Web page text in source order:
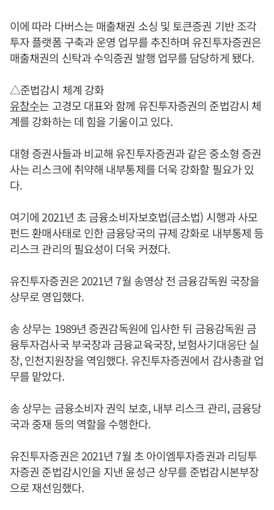
이에 따라 다버스는 매출채권 소싱 및 토큰증권 기반 조각
투자 플랫폼 구축과 운영 업무를 추진하며 유진투자증권은
매출채권의 신탁과 수익증권 발행 업무를 담당하게 됐다.
△준법감시 체계 강화
유창수는 고경모 대표와 함께 유진투자증권의 준법감시 체
계를 강화하는 데 힘을 기울이고 있다.
대형 증권사들과 비교해 유진투자증권과 같은 중소형 증권
사는 리스크에 취약해 내부통제를 더욱 강화할 필요가 있
다.
여기에 2021년 초 금융소비자보호법(금소법) 시행과 사모
펀드 환매사태로 인한 금융당국의 규제 강화로 내부통제 등
리스크 관리의 필요성이 더욱 커졌다.
유진투자증권은 2021년 7월 송영상 전 금융감독원 국장을
상무로 영입했다.
송 상무는 1989년 증권감독원에 입사한 뒤 금융감독원 금
융투자검사국 부국장과 금융교육국장, 보험사기대응단 실
장, 인천지원장을 역임했다. 유진투자증권에서 감사총괄 업
무를 맡았다.
송 상무는 금융소비자 권익 보호, 내부 리스크 관리, 금융당
국과 중재 등의 역할을 수행한다.
유진투자증권은 2021년 7월 초 아이엠투자증권과 리딩투
자증권 준법감시인을 지낸 윤성근 상무를 준법감시본부장
으로 재선임했다.